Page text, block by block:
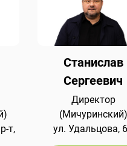
т,
Станислав
Сергеевич
Директор
(Мичуринский)
ул. Удальцова,